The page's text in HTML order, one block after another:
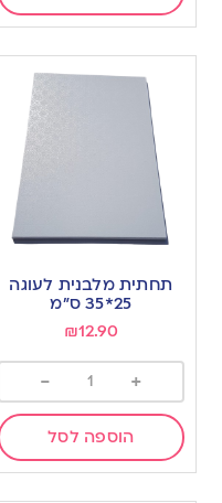
תחתית מלבנית לעוגה
25*35 ס”מ
₪12.90
+
-
הוספה לסל